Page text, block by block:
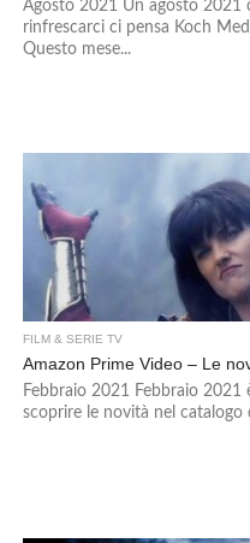
Agosto 2021 Un agosto 2021
rinfrescarci ci pensa Koch
Questo mese...
FILM & SERIE TV
Amazon Prime Video – Le
Febbraio 2021 Febbraio
scoprire le novità nel catalogo